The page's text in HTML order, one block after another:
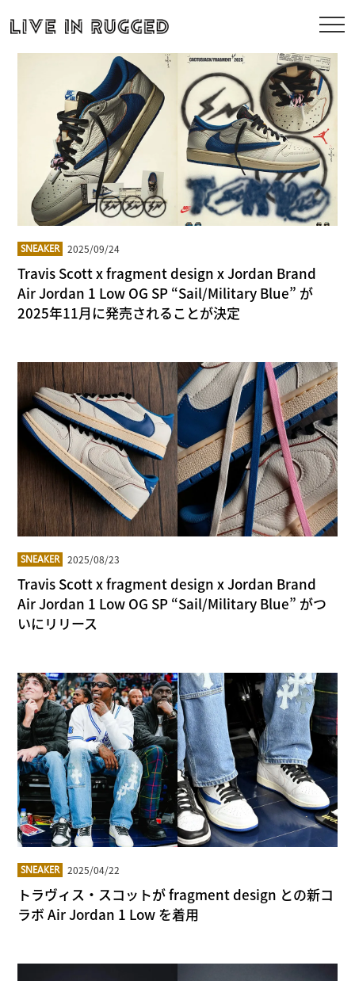
SNEAKER 2025/09/24
Travis Scott x fragment design x Jordan Brand
Air Jordan 1 Low OG SP “Sail/Military Blue” が
2025年11月に発売されることが決定
SNEAKER 2025/08/23
Travis Scott x fragment design x Jordan Brand
Air Jordan 1 Low OG SP “Sail/Military Blue” がつ
いにリリース
SNEAKER 2025/04/22
トラヴィス・スコットが fragment design との新コ
ラボ Air Jordan 1 Low を着用